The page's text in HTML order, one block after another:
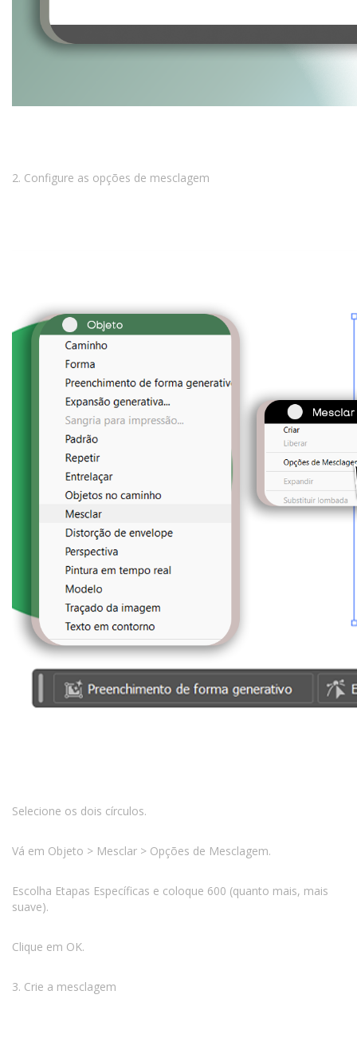
2. Configure as opções de mesclagem
Selecione os dois círculos.
Vá em Objeto > Mesclar > Opções de Mesclagem.
Escolha Etapas Específicas e coloque 600 (quanto mais, mais
suave).
Clique em OK.
3. Crie a mesclagem